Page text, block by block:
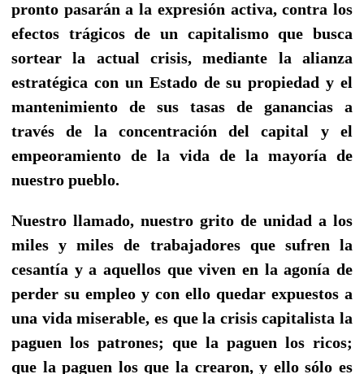
pronto pasarán a la expresión activa, contra los
efectos trágicos de un capitalismo que busca
sortear la actual crisis, mediante la alianza
estratégica con un Estado de su propiedad y el
mantenimiento de sus tasas de ganancias a
través de la concentración del capital y el
empeoramiento de la vida de la mayoría de
nuestro pueblo.
Nuestro llamado, nuestro grito de unidad a los
miles y miles de trabajadores que sufren la
cesantía y a aquellos que viven en la agonía de
perder su empleo y con ello quedar expuestos a
una vida miserable, es que la crisis capitalista la
paguen los patrones; que la paguen los ricos;
que la paguen los que la crearon, y ello sólo es